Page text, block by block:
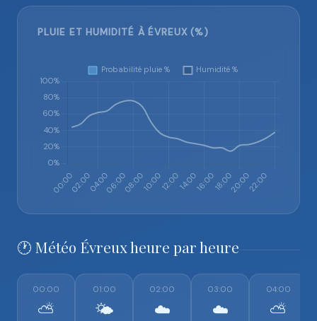
PLUIE ET HUMIDITÉ À ÉVREUX (%)
🕐 Météo Évreux heure par heure
00:00
⛅
01:00
🌤️
02:00
☁️
03:00
☁️
04:00
⛅